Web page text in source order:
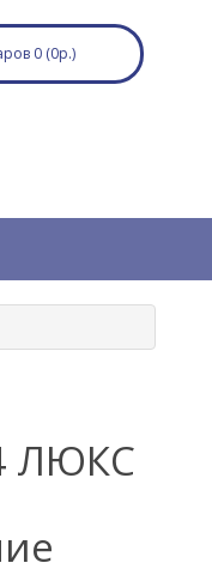
0 (0р.)
ЛЮКС